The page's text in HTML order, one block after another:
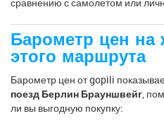
Барометр цен
этого маршрута
Барометр цен от gopili
поезд Берлин Брауншвейг ,
ли вы выгодную покупку: